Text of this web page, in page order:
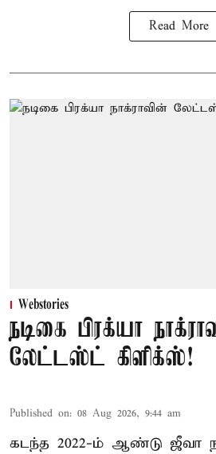
Read More
Webstories
நடிகை பிரக்யா
லேட்டஸ்ட் கிளிக்ஸ்!
Published on: 08 Aug 2026, 9:44 am
கடந்த 2022-ம் ஆண்டு ஜீவா